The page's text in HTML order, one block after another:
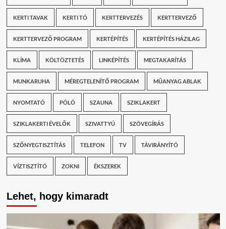
KERTI TAVAK KERTI TÓ KERTTERVEZÉS KERTTERVEZŐ
KERTTERVEZŐ PROGRAM KERTÉPÍTÉS KERTÉPÍTÉS HÁZILAG
KLÍMA KÖLTÖZTETÉS LINKÉPÍTÉS MEGTAKARÍTÁS
MUNKARUHA MÉREGTELENÍTŐ PROGRAM MŰANYAG ABLAK
NYOMTATÓ PÓLÓ SZAUNA SZIKLAKERT
SZIKLAKERTI ÉVELŐK SZIVATTYÚ SZÖVEGÍRÁS
SZŐNYEGTISZTÍTÁS TELEFON TV TÁVIRÁNYÍTÓ
VÍZTISZTÍTÓ ZOKNI ÉKSZEREK
Lehet, hogy kimaradt